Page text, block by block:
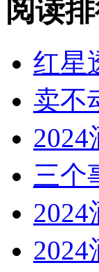
阅读
红星
卖不
三个